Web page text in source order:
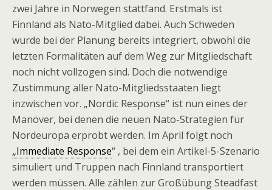
zwei Jahre in Norwegen stattfand. Erstmals ist
Finnland als Nato-Mitglied dabei. Auch Schweden
wurde bei der Planung bereits integriert, obwohl die
letzten Formalitäten auf dem Weg zur Mitgliedschaft
noch nicht vollzogen sind. Doch die notwendige
Zustimmung aller Nato-Mitgliedsstaaten liegt
inzwischen vor. „Nordic Response“ ist nun eines der
Manöver, bei denen die neuen Nato-Strategien für
Nordeuropa erprobt werden. Im April folgt noch
„Immediate Response“ , bei dem ein Artikel-5-Szenario
simuliert und Truppen nach Finnland transportiert
werden müssen. Alle zählen zur Großübung Steadfast